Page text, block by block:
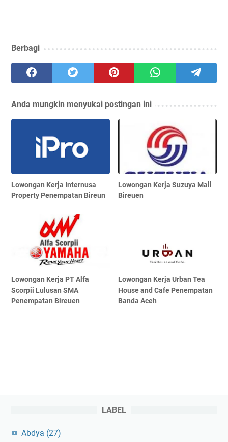
Berbagi
Anda mungkin menyukai postingan ini
Lowongan Kerja Internusa
Property Penempatan Bireun
Lowongan Kerja Suzuya Mall
Bireuen
Lowongan Kerja PT Alfa
Scorpii Lulusan SMA
Penempatan Bireuen
Lowongan Kerja Urban Tea
House and Cafe Penempatan
Banda Aceh
LABEL
Abdya (27)